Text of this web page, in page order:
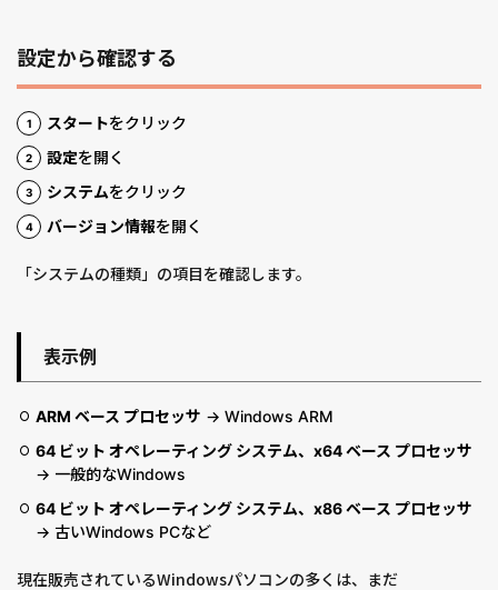
設定から確認する
スタートをクリック
設定を開く
システムをクリック
バージョン情報を開く
「システムの種類」の項目を確認します。
表示例
ARM ベース プロセッサ → Windows ARM
64 ビット オペレーティング システム、x64 ベース プロセッサ
→ 一般的なWindows
64 ビット オペレーティング システム、x86 ベース プロセッサ
→ 古いWindows PCなど
現在販売されているWindowsパソコンの多くは、まだ